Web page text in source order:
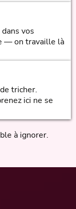
vos
— on travaille là
tricher.
ici ne se
à ignorer.